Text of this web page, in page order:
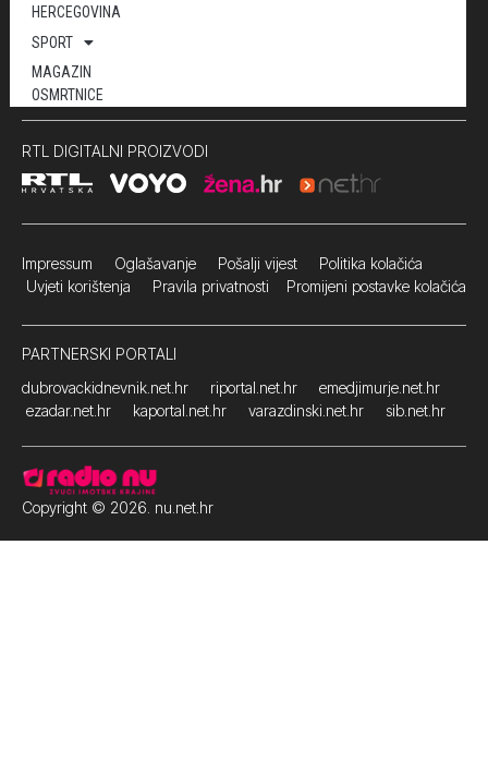
HERCEGOVINA
SPORT
MAGAZIN
OSMRTNICE
RTL DIGITALNI PROIZVODI
Impressum Oglašavanje Pošalji vijest Politika kolačića
Uvjeti korištenja Pravila privatnosti Promijeni postavke kolačića
PARTNERSKI PORTALI
dubrovackidnevnik.net.hr
riportal.net.hr
emedjimurje.net.hr
ezadar.net.hr
kaportal.net.hr varazdinski.net.hr sib.net.hr
Copyright © 2026. nu.net.hr